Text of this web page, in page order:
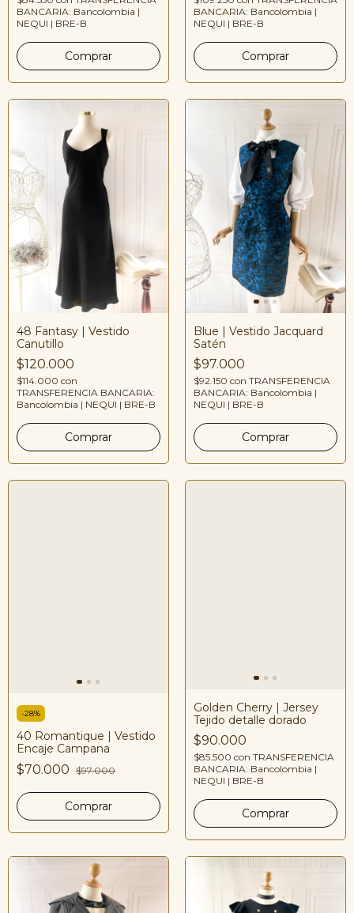
BANCARIA: Bancolombia |
NEQUI | BRE-B
BANCARIA: Bancolombia |
NEQUI | BRE-B
48 Fantasy | Vestido
Canutillo
$120.000
$114.000 con
TRANSFERENCIA BANCARIA:
Bancolombia | NEQUI | BRE-B
Blue | Vestido Jacquard
Satén
$97.000
$92.150 con TRANSFERENCIA
BANCARIA: Bancolombia |
NEQUI | BRE-B
-28%
40 Romantique | Vestido
Encaje Campana
$70.000 $97.000
Golden Cherry | Jersey
Tejido detalle dorado
$90.000
$85.500 con TRANSFERENCIA
BANCARIA: Bancolombia |
NEQUI | BRE-B